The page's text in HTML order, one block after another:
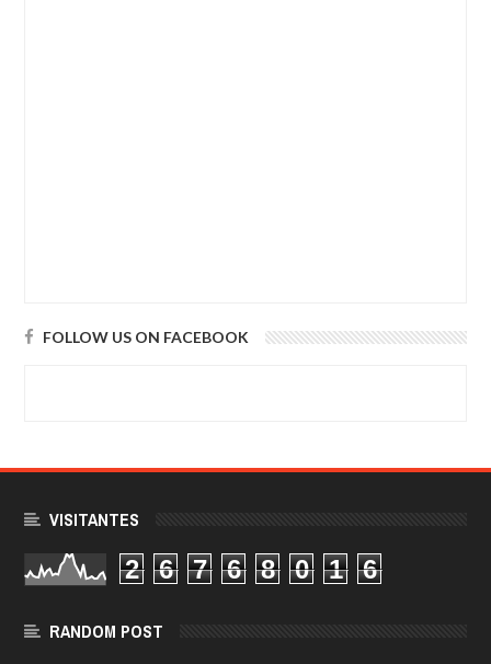
FOLLOW US ON FACEBOOK
VISITANTES
2 6 7 6 8 0 1 6
RANDOM POST